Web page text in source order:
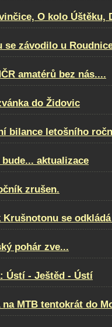
O kolo Úštěku,
se závodilo u
amatérů bez nás....
do Židovic
bilance letošního
aktualizace
zrušen.
Krušnotonu se
pohár zve...
Ústí - Ještěd - Ústí
na MTB tentokrát do